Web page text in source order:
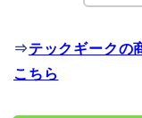
⇒テックギークの
こちら